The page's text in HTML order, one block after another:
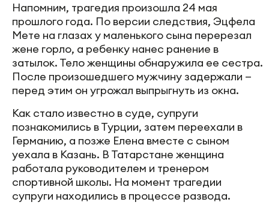
Напомним, трагедия произошла 24 мая
прошлого года. По версии следствия, Эцфела
Мете на глазах у маленького сына перерезал
жене горло, а ребенку нанес ранение в
затылок. Тело женщины обнаружила ее сестра.
После произошедшего мужчину задержали —
перед этим он угрожал выпрыгнуть из окна.
Как стало известно в суде, супруги
познакомились в Турции, затем переехали в
Германию, а позже Елена вместе с сыном
уехала в Казань. В Татарстане женщина
работала руководителем и тренером
спортивной школы. На момент трагедии
супруги находились в процессе развода.